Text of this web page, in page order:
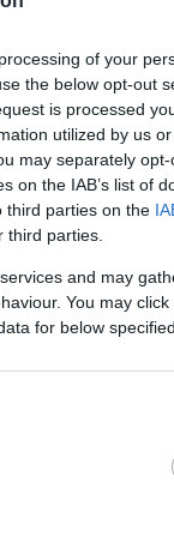
of your
the below opt-out
is processed
utilized by us
may separately
on the IAB’s list of
third parties on the
parties.
and may
You may
for below
a
raktár:
epizódjához
Ügynökség